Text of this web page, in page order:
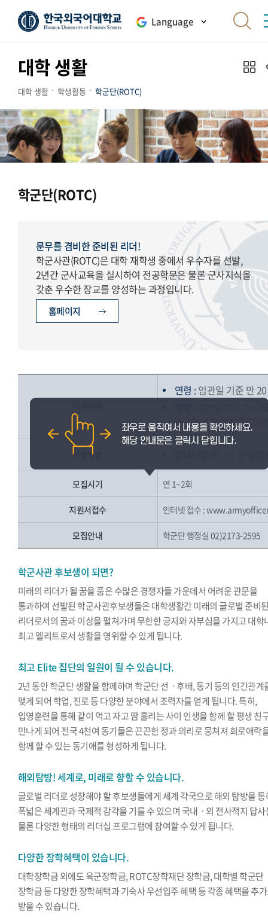
Language
대학 생활
대학 생활 학생활동 학군단(ROTC)
학군단(ROTC)
문무를 겸비한 준비된 리더!
학군사관(ROTC)은 대학 재학생 중에서 우수자를 선발,
2년간 군사교육을 실시하여 전공학문은 물론 군사지식을
갖춘 우수한 장교를 양성하는 과정입니다.
홈페이지
연령 :임관일 기준 만
※ 1학년 재학생을 대상
선발방법
모집시기 연 1~2회
지원서접수 인터넷 접수 :
모집안내 학군단 행정실 02)2173-2595
학군사관 후보생이 되면?
미래의 리더가 될 꿈을 품은 수많은 경쟁자들 가운데서 어려운 관문을
통과하여 선발된 학군사관후보생들은 대학생활간 미래의 글로벌 준비
리더로서의 꿈과 이상을 펼쳐가며 무한한 긍지와 자부심을 가지고 대학
최고 엘리트로서 생활을 영위할 수 있게 됩니다.
최고 Elite 집단의 일원이 될 수 있습니다.
2년 동안 학군단 생활을 함께하며 학군단 선ㆍ후배, 동기 등의 인간관계
맺게 되어 학업, 진로 등 다양한 분야에서 조력자를 얻게 됩니다. 특히,
입영훈련을 통해 같이 먹고 자고 땀 흘리는 사이 인생을 함께 할 평생 친
만나게 되어 전국 4천여 동기들은 끈끈한 정과 의리로 뭉쳐져 희로애락
함께 할 수 있는 동기애를 형성하게 됩니다.
해외탐방! 세계로, 미래로 향할 수 있습니다.
글로벌 리더로 성장해야 할 후보생들에게 세계 각국으로 해외 탐방을
폭넓은 세계관과 국제적 감각을 기를 수 있으며 국내ㆍ외 전사적지 답
물론 다양한 형태의 리더십 프로그램에 참여할 수 있게 됩니다.
다양한 장학혜택이 있습니다.
대학장학금 외에도 육군장학금, ROTC장학재단 장학금, 대학별 학군단
장학금 등 다양한 장학혜택과 기숙사 우선입주 혜택 등 각종 혜택을 추
받을 수 있습니다.